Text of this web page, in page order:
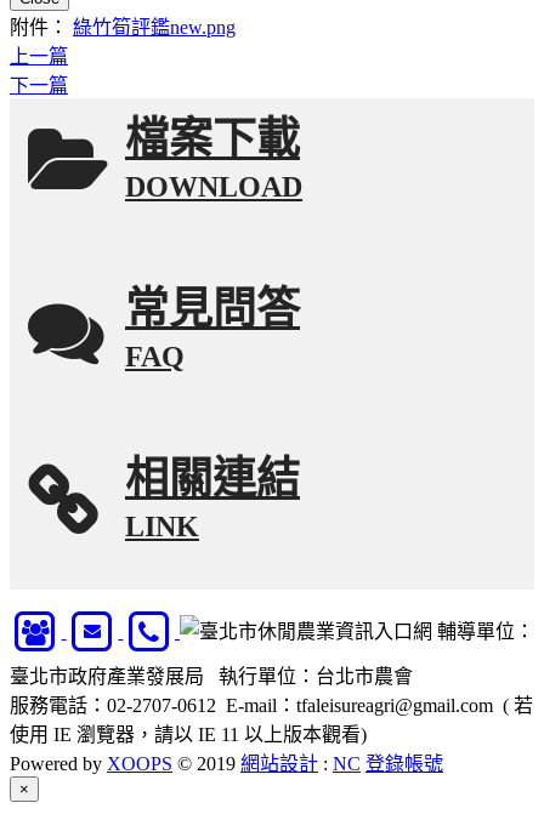
附件： 綠竹筍評鑑new.png
上一篇
下一篇
檔案下載
DOWNLOAD
常見問答
FAQ
相關連結
LINK
輔導單位：
臺北市政府產業發展局 執行單位：台北市農會
服務電話：02-2707-0612 E-mail：tfaleisureagri@gmail.com ( 若
使用 IE 瀏覽器，請以 IE 11 以上版本觀看)
Powered by XOOPS © 2019 網站設計 : NC 登錄帳號
×